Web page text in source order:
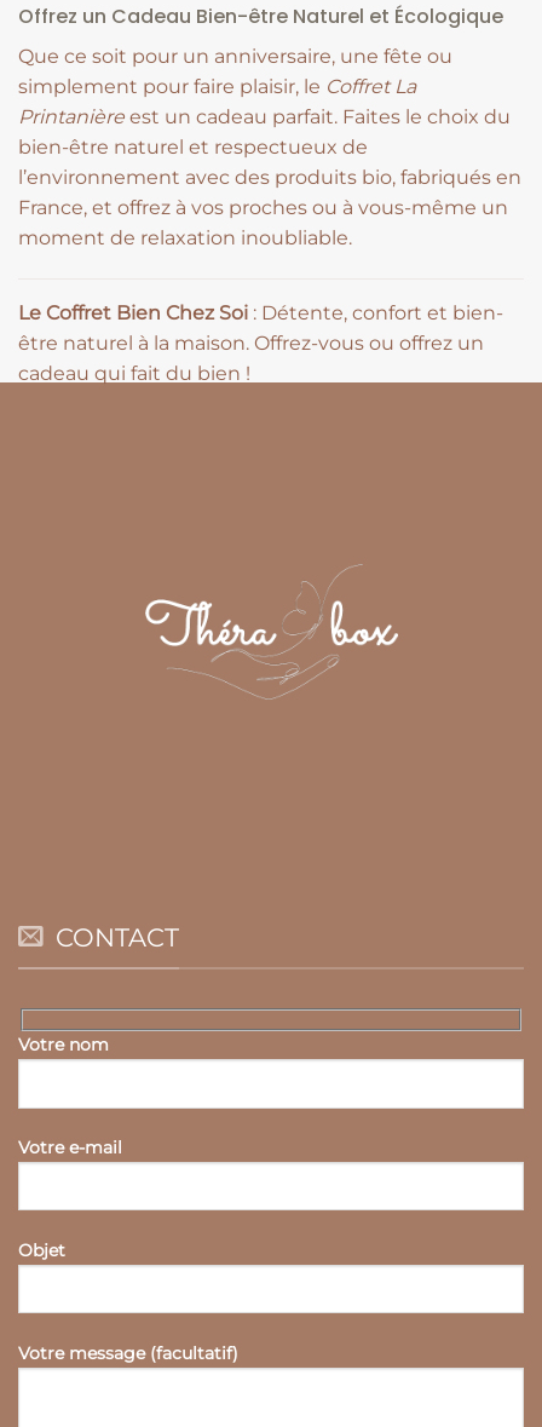
Offrez un Cadeau Bien-être Naturel et Écologique
Que ce soit pour un anniversaire, une fête ou
simplement pour faire plaisir, le Coffret La
Printanière est un cadeau parfait. Faites le choix du
bien-être naturel et respectueux de
l’environnement avec des produits bio, fabriqués en
France, et offrez à vos proches ou à vous-même un
moment de relaxation inoubliable.
Le Coffret Bien Chez Soi : Détente, confort et bien-
être naturel à la maison. Offrez-vous ou offrez un
cadeau qui fait du bien !
CONTACT
Votre nom
Votre e-mail
Objet
Votre message (facultatif)